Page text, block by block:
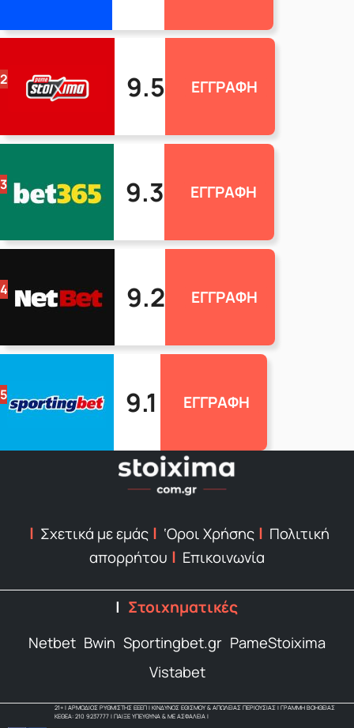
2 9.5 ΕΓΓΡΑΦΗ
3 9.3 ΕΓΓΡΑΦΗ
4 9.2 ΕΓΓΡΑΦΗ
5 9.1 ΕΓΓΡΑΦΗ
Σχετικά με εμάς ‘Οροι Χρήσης
Πολιτική
απορρήτου
Επικοινωνία
Στοιχηματικές
Netbet Bwin Sportingbet.gr PameStoixima
Vistabet
21+ | ΑΡΜΟΔΙΟΣ ΡΥΘΜΙΣΤΗΣ ΕΕΕΠ | ΚΙΝΔΥΝΟΣ ΕΘΙΣΜΟΥ & ΑΠΩΛΕΙΑΣ ΠΕΡΙΟΥΣΙΑΣ | ΓΡΑΜΜΗ ΒΟΗΘΕΙΑΣ
ΚΕΘΕΑ: 210 9237777 | ΠΑΙΞΕ ΥΠΕΥΘΥΝΑ & ΜΕ ΑΣΦΑΛΕΙΑ |